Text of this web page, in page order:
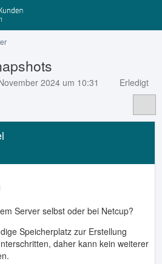
2024 um 10:31 Erledigt
Server selbst oder bei Netcup?
Speicherplatz zur Erstellung
daher kann kein weiterer